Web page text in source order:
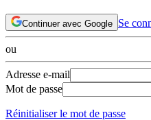
Continuer avec Google Se
ou
Adresse e-mail
Mot de passe
Réinitialiser le mot de passe